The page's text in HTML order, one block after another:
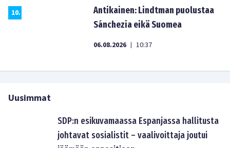
10.
Antikainen: Lindtman puolustaa
Sánchezia eikä Suomea
06.08.2026 | 10:37
Uusimmat
SDP:n esikuvamaassa Espanjassa hallitusta
johtavat sosialistit – vaalivoittaja joutui